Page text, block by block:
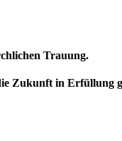
Trauung.
Zukunft in Erfüllung